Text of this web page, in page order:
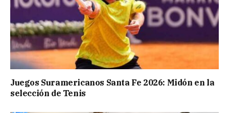
Juegos Suramericanos Santa Fe 2026: Midón en la
selección de Tenis